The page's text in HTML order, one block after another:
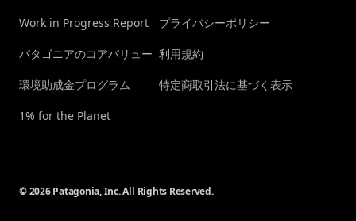
Work in Progress Report
パタゴニアのコアバリュー
環境助成金プログラム
1% for the Planet
プライバシーポリシー
利用規約
特定商取引法に基づく表示
© 2026 Patagonia, Inc. All Rights Reserved.